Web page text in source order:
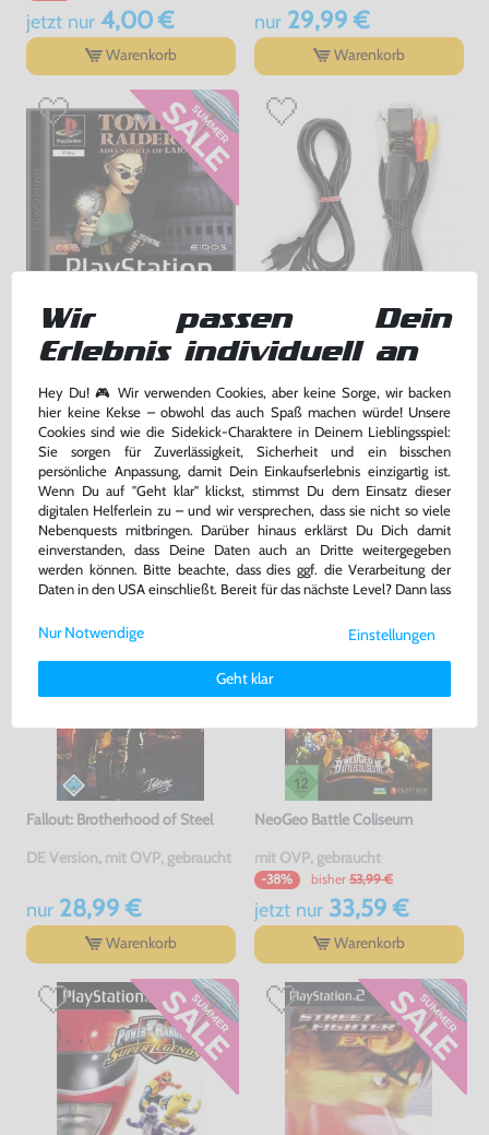
jetzt nur4,00 €
Warenkorb
nur29,99 €
Warenkorb
Tomb Raider III
DE Version, nur CD, gebraucht
jetzt nur7,19 €
Warenkorb
Zubehör Set: AV Cinchkabel &
Netzkabel
gebraucht
nur7,99 €
Warenkorb
DAS HABEN ANDERE DAZU
GEKAUFT
Fallout: Brotherhood of Steel
DE Version, mit OVP, gebraucht
nur28,99 €
Warenkorb
NeoGeo Battle Coliseum
mit OVP, gebraucht
-38% bisher 53,99 €
jetzt nur33,59 €
Warenkorb
Wir passen Dein
Erlebnis individuell an
Hey Du! 🎮 Wir verwenden Cookies, aber keine Sorge, wir backen
hier keine Kekse – obwohl das auch Spaß machen würde! Unsere
Cookies sind wie die Sidekick-Charaktere in Deinem Lieblingsspiel:
Sie sorgen für Zuverlässigkeit, Sicherheit und ein bisschen
persönliche Anpassung, damit Dein Einkaufserlebnis einzigartig ist.
Wenn Du auf "Geht klar" klickst, stimmst Du dem Einsatz dieser
digitalen Helferlein zu – und wir versprechen, dass sie nicht so viele
Nebenquests mitbringen. Darüber hinaus erklärst Du Dich damit
einverstanden, dass Deine Daten auch an Dritte weitergegeben
werden können. Bitte beachte, dass dies ggf. die Verarbeitung der
Daten in den USA einschließt. Bereit für das nächste Level? Dann lass
Weitere Informationen zu den von uns verwendeten Cookies und
Deinen Rechten als Nutzer findest Du in unsererDaten­schutz­
Impressum.
Einstellungen
Geht klar
Nur Notwendige